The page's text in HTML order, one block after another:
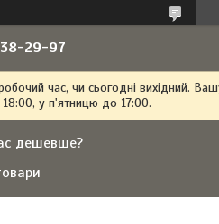
29-97
час, чи сьогодні вихідний.
у п'ятницю до 17:00.
дешевше?